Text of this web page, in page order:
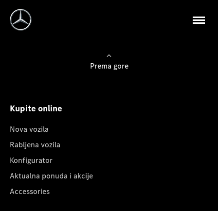
Prema gore
Kupite online
Nova vozila
Rabljena vozila
Konfigurator
Aktualna ponuda i akcije
Accessories